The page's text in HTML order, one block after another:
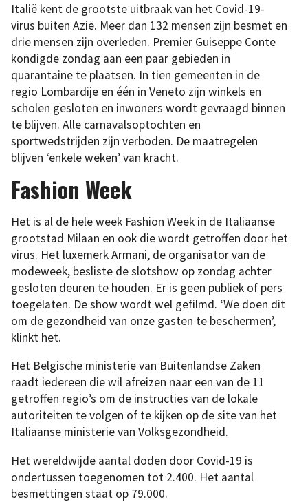
Italië kent de grootste uitbraak van het Covid-19-
virus buiten Azië. Meer dan 132 mensen zijn besmet en
drie mensen zijn overleden. Premier Guiseppe Conte
kondigde zondag aan een paar gebieden in
quarantaine te plaatsen. In tien gemeenten in de
regio Lombardije en één in Veneto zijn winkels en
scholen gesloten en inwoners wordt gevraagd binnen
te blijven. Alle carnavalsoptochten en
sportwedstrijden zijn verboden. De maatregelen
blijven ‘enkele weken’ van kracht.
Fashion Week
Het is al de hele week Fashion Week in de Italiaanse
grootstad Milaan en ook die wordt getroffen door het
virus. Het luxemerk Armani, de organisator van de
modeweek, besliste de slotshow op zondag achter
gesloten deuren te houden. Er is geen publiek of pers
toegelaten. De show wordt wel gefilmd. ‘We doen dit
om de gezondheid van onze gasten te beschermen’,
klinkt het.
Het Belgische ministerie van Buitenlandse Zaken
raadt iedereen die wil afreizen naar een van de 11
getroffen regio’s om de instructies van de lokale
autoriteiten te volgen of te kijken op de site van het
Italiaanse ministerie van Volksgezondheid.
Het wereldwijde aantal doden door Covid-19 is
ondertussen toegenomen tot 2.400. Het aantal
besmettingen staat op 79.000.